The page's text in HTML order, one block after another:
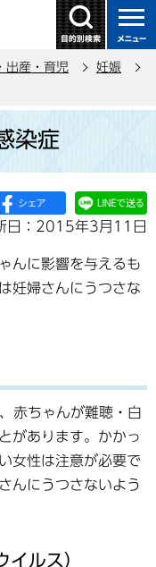
出産・育児
妊娠
染症
日：2015年3月11日
んに影響を与えるも
妊婦さんにうつさな
赤ちゃんが難聴・白
があります。かかっ
女性は注意が必要で
んにうつさないよう
ルス）